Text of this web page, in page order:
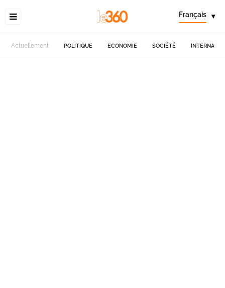
Français ▾
Actuellement POLITIQUE ECONOMIE SOCIÉTÉ